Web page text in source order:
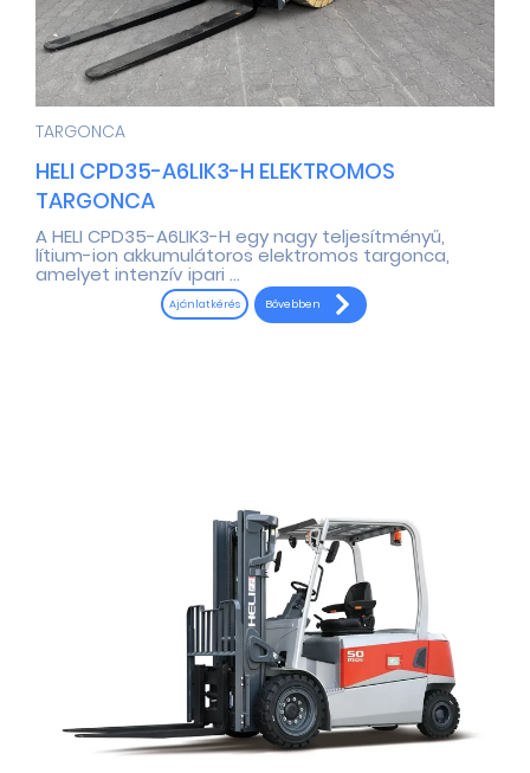
TARGONCA
HELI CPD35-A6LIK3-H ELEKTROMOS
TARGONCA
A HELI CPD35-A6LIK3-H egy nagy teljesítményű,
lítium-ion akkumulátoros elektromos targonca,
amelyet intenzív ipari ...
Ajánlatkérés Bővebben